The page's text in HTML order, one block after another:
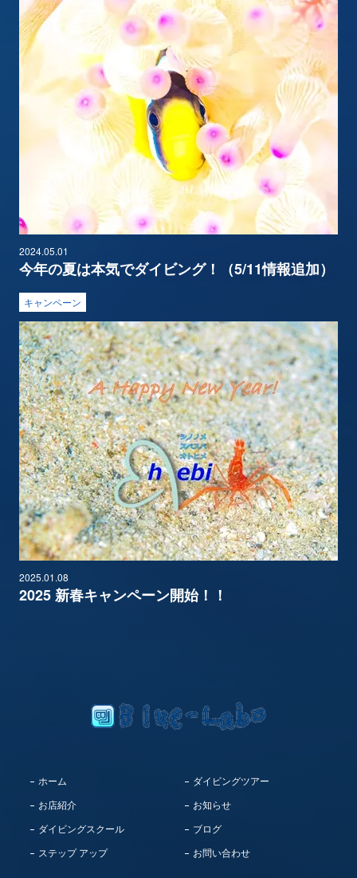
2024.05.01
今年の夏は本気でダイビング！（5/11情報追加）
キャンペーン
2025.01.08
2025 新春キャンペーン開始！！
ホーム
お店紹介
ダイビングスクール
ステップ アップ
ダイビングツアー
お知らせ
ブログ
お問い合わせ